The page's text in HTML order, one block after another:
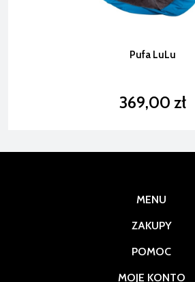
Pufa LuLu
369,00 zł
MENU
ZAKUPY
POMOC
MOJE KONTO